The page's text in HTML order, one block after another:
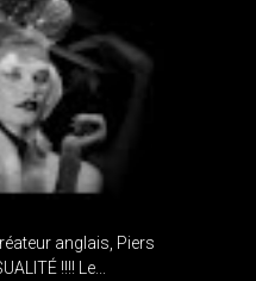
anglais, Piers
!!!! Le...